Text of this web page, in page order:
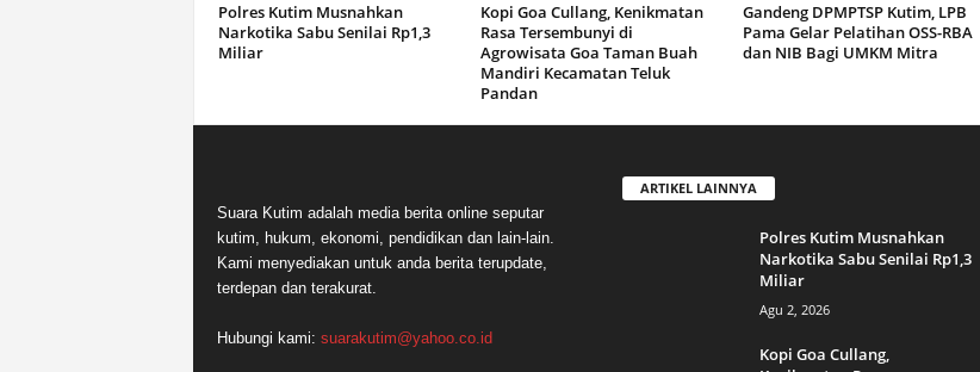
Polres Kutim Musnahkan
Narkotika Sabu Senilai Rp1,3
Miliar
Kopi Goa Cullang, Kenikmatan
Rasa Tersembunyi di
Agrowisata Goa Taman Buah
Mandiri Kecamatan Teluk
Pandan
Gandeng DPMPTSP Kutim, LPB
Pama Gelar Pelatihan OSS-RBA
dan NIB Bagi UMKM Mitra
Suara Kutim adalah media berita online seputar
kutim, hukum, ekonomi, pendidikan dan lain-lain.
Kami menyediakan untuk anda berita terupdate,
terdepan dan terakurat.
Hubungi kami: suarakutim@yahoo.co.id
ARTIKEL LAINNYA
Polres Kutim Musnahkan
Narkotika Sabu Senilai Rp1,3
Miliar
Agu 2, 2026
Kopi Goa Cullang,